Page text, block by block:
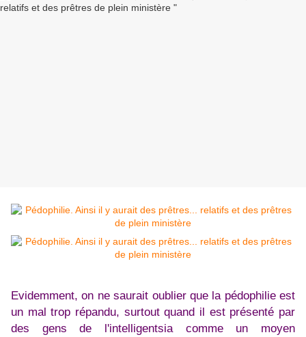
Evidemment, on ne saurait oublier que la pédophilie est
un mal trop répandu, surtout quand il est présenté par
des gens de l'intelligentsia comme un moyen